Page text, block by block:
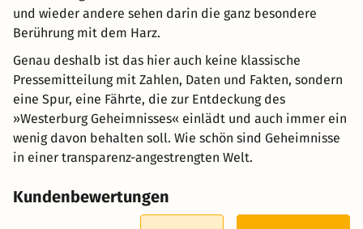
und wieder andere sehen darin die ganz besondere
Berührung mit dem Harz.
Genau deshalb ist das hier auch keine klassische
Pressemitteilung mit Zahlen, Daten und Fakten, sondern
eine Spur, eine Fährte, die zur Entdeckung des
»Westerburg Geheimnisses« einlädt und auch immer ein
wenig davon behalten soll. Wie schön sind Geheimnisse
in einer transparenz-angestrengten Welt.
Kundenbewertungen